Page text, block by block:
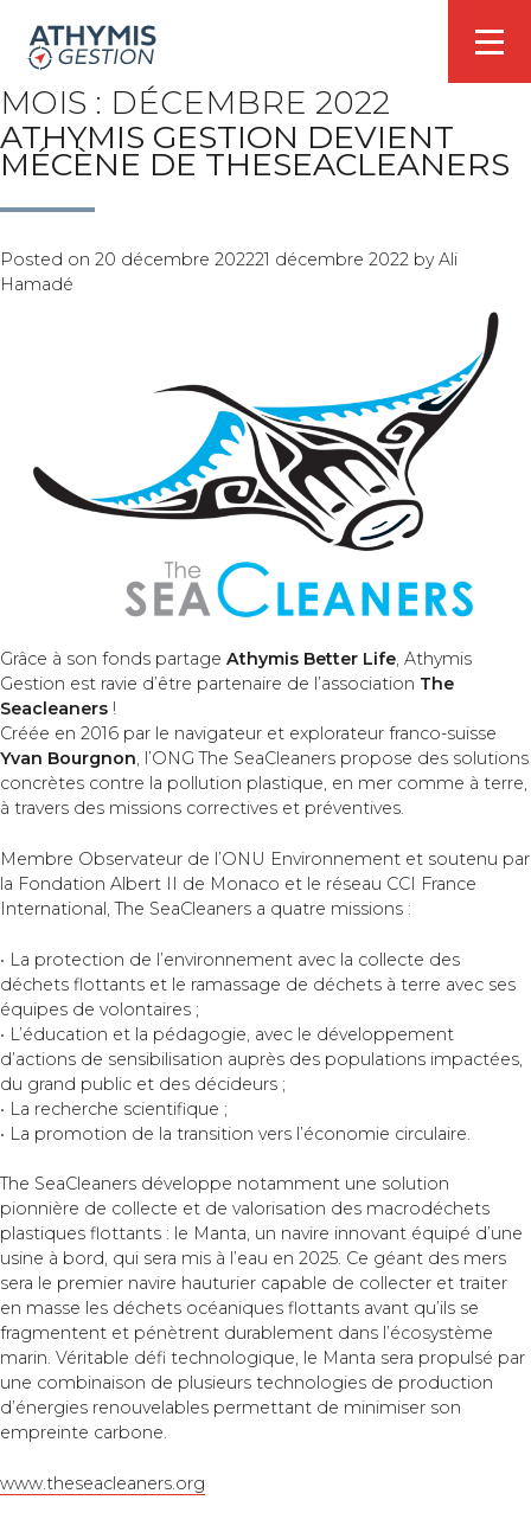
MOIS : DÉCEMBRE 2022
ATHYMIS GESTION DEVIENT
MÉCÈNE DE THESEACLEANERS
Posted on 20 décembre 202221 décembre 2022 byAli
Hamadé
Grâce à son fonds partage Athymis Better Life, Athymis
Gestion est ravie d’être partenaire de l’association The
Seacleaners !
Créée en 2016 par le navigateur et explorateur franco-suisse
Yvan Bourgnon, l’ONG The SeaCleaners propose des solutions
concrètes contre la pollution plastique, en mer comme à terre,
à travers des missions correctives et préventives.
Membre Observateur de l’ONU Environnement et soutenu par
la Fondation Albert II de Monaco et le réseau CCI France
International, The SeaCleaners a quatre missions :
• La protection de l’environnement avec la collecte des
déchets flottants et le ramassage de déchets à terre avec ses
équipes de volontaires ;
• L’éducation et la pédagogie, avec le développement
d’actions de sensibilisation auprès des populations impactées,
du grand public et des décideurs ;
• La recherche scientifique ;
• La promotion de la transition vers l’économie circulaire.
The SeaCleaners développe notamment une solution
pionnière de collecte et de valorisation des macrodéchets
plastiques flottants : le Manta, un navire innovant équipé d’une
usine à bord, qui sera mis à l’eau en 2025. Ce géant des mers
sera le premier navire hauturier capable de collecter et traiter
en masse les déchets océaniques flottants avant qu’ils se
fragmentent et pénètrent durablement dans l’écosystème
marin. Véritable défi technologique, le Manta sera propulsé par
une combinaison de plusieurs technologies de production
d’énergies renouvelables permettant de minimiser son
empreinte carbone.
www.theseacleaners.org